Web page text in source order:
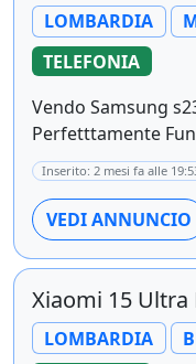
LOMBARDIA
TELEFONIA
Vendo Samsung
Perfetttamente
Inserito: 2 mesi fa alle
VEDI ANNUNCIO
Xiaomi 15
LOMBARDIA